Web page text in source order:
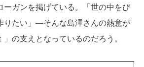
ーガンを掲げている。「世の中をび
りたい」―そんな島澤さんの熱意が
」の支えとなっているのだろう。